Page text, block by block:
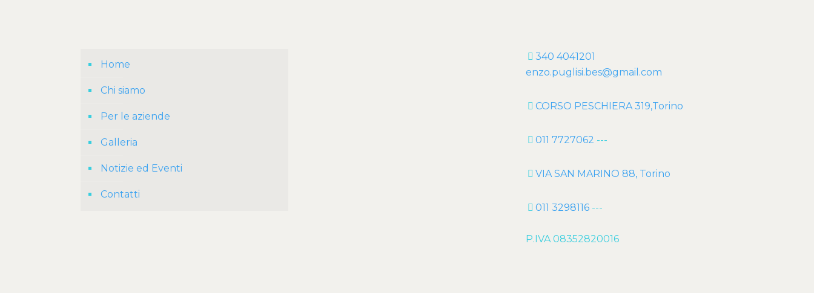
Home
Chi siamo
Per le aziende
Galleria
Notizie ed Eventi
Contatti
340 4041201
enzo.puglisi.bes@gmail.com
CORSO PESCHIERA 319,Torino
011 7727062 ---
VIA SAN MARINO 88, Torino
011 3298116---
P.IVA 08352820016